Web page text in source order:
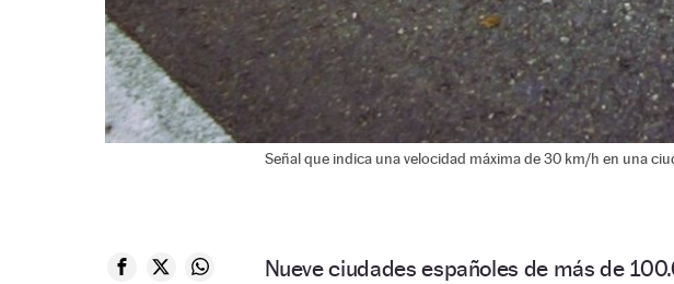
Señal que indica una velocidad máxima de 30 km/h en una
Nueve ciudades españoles de más de